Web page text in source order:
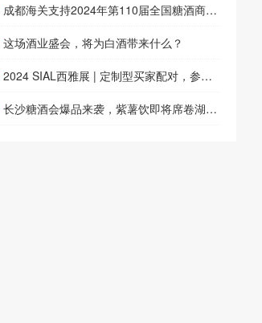
成都海关支持2024年第110届全国糖酒商品交易会便利措施简介
这场酒业盛会，将为白酒带来什么？
2024 SIAL西雅展 | 定制型买家配对，参展签单既快又准
长沙糖酒会爆品来袭，紫薯饮即将席卷湖南市场